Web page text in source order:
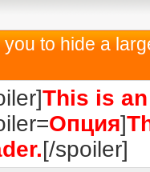
to hide a
This is
Опция]
[/spoiler]